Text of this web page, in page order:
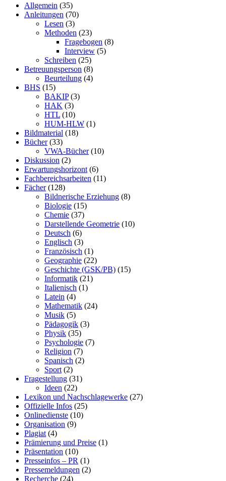
Allgemein (35)
Anleitungen (70)
Lesen (3)
Methoden (23)
Fragebogen (8)
Interview (5)
Schreiben (25)
Betreuungsperson (8)
Beurteilung (4)
BHS (15)
BAKIP(3)
HAK (3)
HTL (10)
HUM-HLW (1)
Bildmaterial (18)
Bücher(33)
VWA-Bücher(10)
Diskussion (2)
Erwartungshorizont (6)
Fachbereichsarbeiten (11)
Fächer(128)
Bildnerische Erziehung (8)
Biologie (15)
Chemie (37)
Darstellende Geometrie (10)
Deutsch (6)
Englisch (3)
Französisch (1)
Geographie (22)
Geschichte (GSK/PB) (15)
Informatik (21)
Italienisch (1)
Latein (4)
Mathematik (24)
Musik (5)
Pädagogik (3)
Physik (35)
Psychologie (7)
Religion (7)
Spanisch (2)
Sport (2)
Fragestellung (31)
Ideen (22)
Lexikon und Nachschlagewerke (27)
Offizielle Infos (25)
Onlinedienste (10)
Organisation (9)
Plagiat (4)
Prämierung und Preise (1)
Präsentation (10)
Presseinfos – PR (1)
Pressemeldungen (2)
Recherche (24)